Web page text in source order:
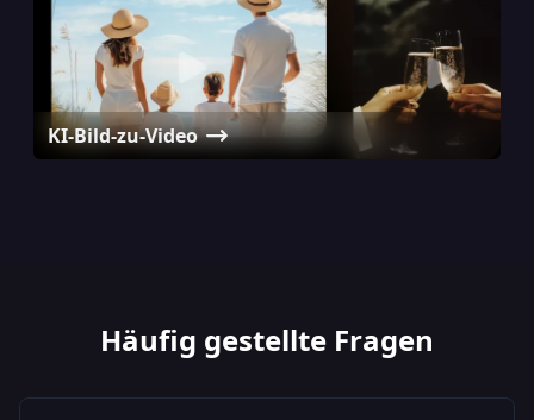
KI-Bild-zu-Video
KI-Text-zu-Video
Häufig gestellte Fragen